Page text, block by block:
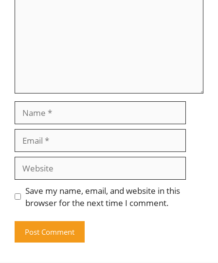
Save my name, email, and website in this
browser for the next time I comment.